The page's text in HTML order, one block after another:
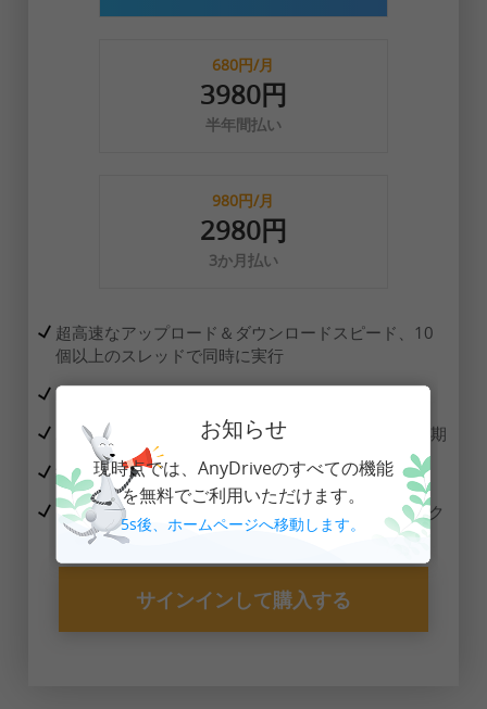
お知らせ
現時点では、AnyDriveのすべての機能
を無料でご利用いただけます。
5s後、ホームページへ移動します。
680円/月
3980円
半年間払い
980円/月
2980円
3か月払い
超高速なアップロード＆ダウンロードスピード、10
個以上のスレッドで同時に実行
暗号化などカスタム設定付きの高度なファイル共有
ユーニックなスケジュール通りのクラウド間自動同期
技術サポート24時間優先受付
100 GB/月の超高速なクラウド同期用のトラフィック
サインインして購入する